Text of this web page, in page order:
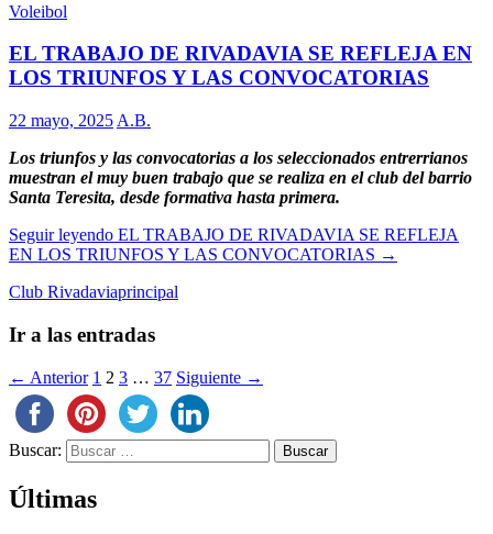
Voleibol
EL TRABAJO DE RIVADAVIA SE REFLEJA EN
LOS TRIUNFOS Y LAS CONVOCATORIAS
22 mayo, 2025 A.B.
Los triunfos y las convocatorias a los seleccionados entrerrianos
muestran el muy buen trabajo que se realiza en el club del barrio
Santa Teresita, desde formativa hasta primera.
Seguir leyendo EL TRABAJO DE RIVADAVIA SE REFLEJA
EN LOS TRIUNFOS Y LAS CONVOCATORIAS →
Club Rivadaviaprincipal
Ir a las entradas
← Anterior 1 2 3 … 37 Siguiente →
Buscar:
Últimas